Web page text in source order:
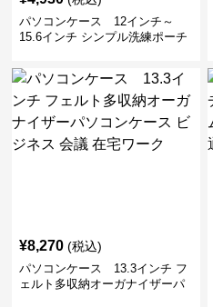
パソコンケース 12インチ～
15.6インチ シンプル洗練ポーチ
勤 日常使い
¥8,270 (税込)
パソコンケース 13.3インチ フ
ェルト多収納オーガナイザーパ